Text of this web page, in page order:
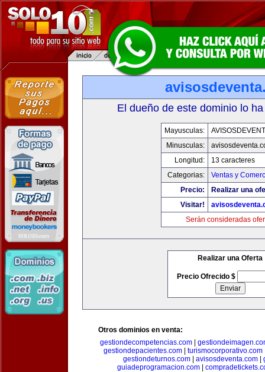
El dueño de este dominio lo
Mayusculas:
Minusculas:
Longitud:
13 caracteres
Categorias:
Ventas y
Precio:
Realizar una
Visitar!
Serán consideradas
Realizar una Oferta
Precio Ofrecido $
Otros dominios en venta:
gestiondecompetencias.com|
gestiondepacientes.com| turismocorporativo.com
gestiondeturnos.com| avisosdeventa.com|
guiadeprogramacion.com|